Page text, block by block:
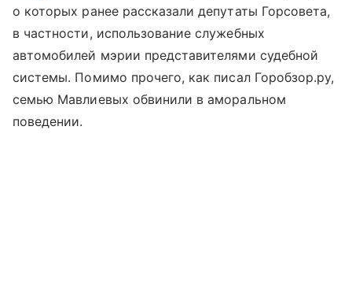
о которых ранее рассказали депутаты Горсовета,
в частности, использование служебных
автомобилей мэрии представителями судебной
системы. Помимо прочего, как писал Горобзор.ру,
семью Мавлиевых обвинили в аморальном
поведении.